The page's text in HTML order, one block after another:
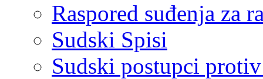
Raspored suđenja za
Sudski Spisi
Sudski postupci